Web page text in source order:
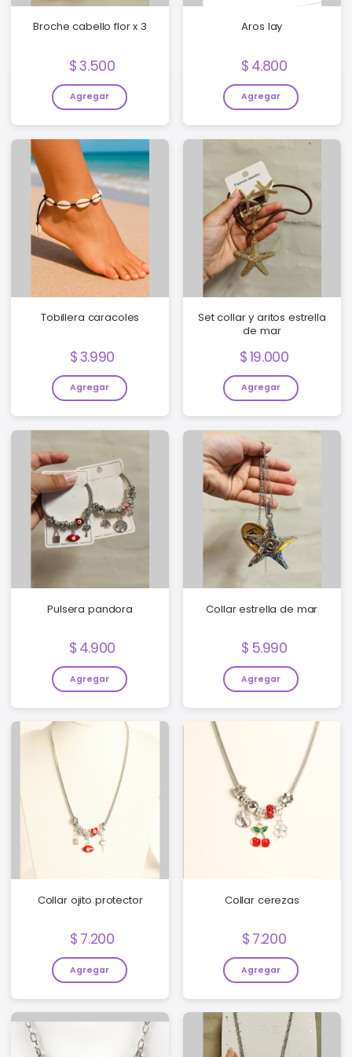
Broche cabello flor x 3
Precio:
3.500
Agregar
Aros lay
Precio:
4.800
Agregar
Tobillera caracoles
Precio:
3.990
Agregar
Set collar y aritos estrella
de mar
Precio:
19.000
Agregar
Pulsera pandora
Precio:
4.900
Agregar
Collar estrella de mar
Precio:
5.990
Agregar
Collar ojito protector
Precio:
7.200
Agregar
Collar cerezas
Precio:
7.200
Agregar